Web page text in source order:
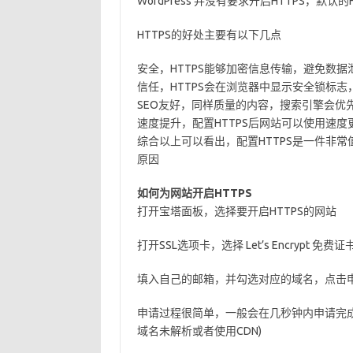
HTTPS的好处主要有以下几点
安全，HTTPS能够加密信息传输，避免数据
信任，HTTPS会在浏览器中显示安全锁标志
SEO友好，同样质量的内容，搜索引擎会优
速度提升，配置HTTPS后网站可以使用速
综合以上可以看出，配置HTTPS是一件非
原因
如何为网站开启HTTPS
打开宝塔面板，选择要开启HTTPS的网站
打开SSL选项卡，选择 Let’s Encrypt 免费证
填入自己的邮箱，并勾选对应的域名，点击
申请过程很简单，一般会在几秒钟内申请
域名未解析或者使用CDN)